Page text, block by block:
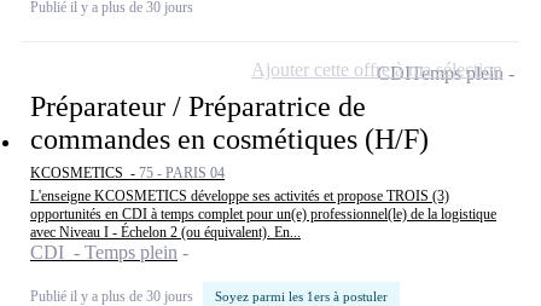
Publié il y a plus de 30 jours
Préparateur / Préparatrice de
commandes en cosmétiques (H/F)
KCOSMETICS - 75 - PARIS 04
L'enseigne KCOSMETICS développe ses activités et propose TROIS (3)
opportunités en CDI à temps complet pour un(e) professionnel(le) de la logistique
avec Niveau I - Échelon 2 (ou équivalent). En...
CDI - Temps plein
Publié il y a plus de 30 jours Soyez parmi les 1ers à postuler
CDITemps plein
Ajouter cette offre à ma sélection